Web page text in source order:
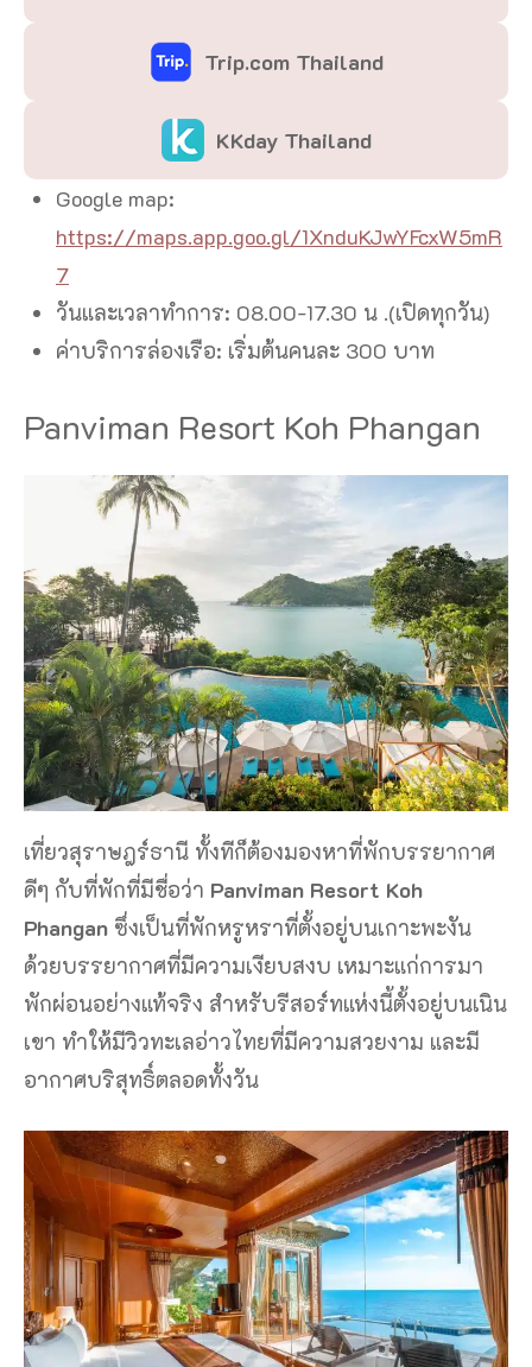
Trip.com Thailand
KKday Thailand
Google map:
https://maps.app.goo.gl/1XnduKJwYFcxW5mR
7
วันและเวลาทำการ: 08.00-17.30 น .(เปิดทุกวัน)
ค่าบริการล่องเรือ: เริ่มต้นคนละ 300 บาท
Panviman Resort Koh Phangan
เที่ยวสุราษฎร์ธานี ทั้งทีก็ต้องมองหาที่พักบรรยากาศ
ดีๆ กับที่พักที่มีชื่อว่า Panviman Resort Koh
Phangan ซึ่งเป็นที่พักหรูหราที่ตั้งอยู่บนเกาะพะงัน
ด้วยบรรยากาศที่มีความเงียบสงบ เหมาะแก่การมา
พักผ่อนอย่างแท้จริง สำหรับรีสอร์ทแห่งนี้ตั้งอยู่บนเนิน
เขา ทำให้มีวิวทะเลอ่าวไทยที่มีความสวยงาม และมี
อากาศบริสุทธิ์ตลอดทั้งวัน